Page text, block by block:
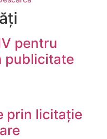
pentru
publicitate
prin licitație